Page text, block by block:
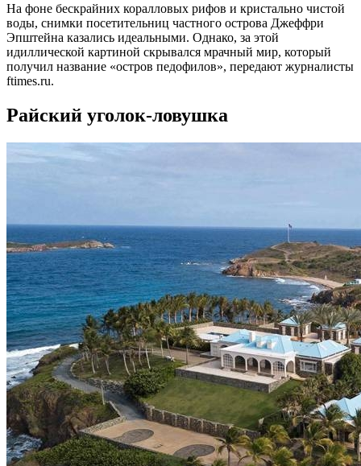
На фоне бескрайних коралловых рифов и кристально чистой
воды, снимки посетительниц частного острова Джеффри
Эпштейна казались идеальными. Однако, за этой
идиллической картиной скрывался мрачный мир, который
получил название «остров педофилов», передают журналисты
ftimes.ru.
Райский уголок-ловушка